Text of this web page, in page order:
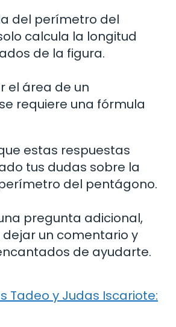
del perímetro del
calcula la longitud
de la figura.
el área de un
requiere una fórmula
estas respuestas
tus dudas sobre la
del pentágono.
pregunta adicional,
dejar un comentario y
de ayudarte.
Tadeo y Judas Iscariote: